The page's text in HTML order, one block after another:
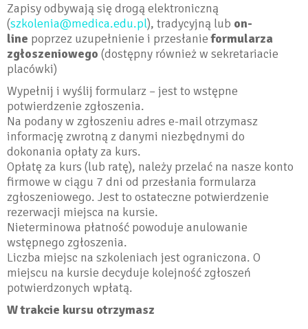
Zapisy odbywają się drogą elektroniczną
(szkolenia@medica.edu.pl), tradycyjną lub on-
line poprzez uzupełnienie i przesłanieformularza
zgłoszeniowego (dostępny również w sekretariacie
placówki)
Wypełnij i wyślij formularz – jest to wstępne
potwierdzenie zgłoszenia.
Na podany w zgłoszeniu adres e-mail otrzymasz
informację zwrotną z danymi niezbędnymi do
dokonania opłaty za kurs.
Opłatę za kurs (lub ratę), należy przelać na nasze konto
firmowe w ciągu 7 dni od przesłania formularza
zgłoszeniowego. Jest to ostateczne potwierdzenie
rezerwacji miejsca na kursie.
Nieterminowa płatność powoduje anulowanie
wstępnego zgłoszenia.
Liczba miejsc na szkoleniach jest ograniczona. O
miejscu na kursie decyduje kolejność zgłoszeń
potwierdzonych wpłatą.
W trakcie kursu otrzymasz